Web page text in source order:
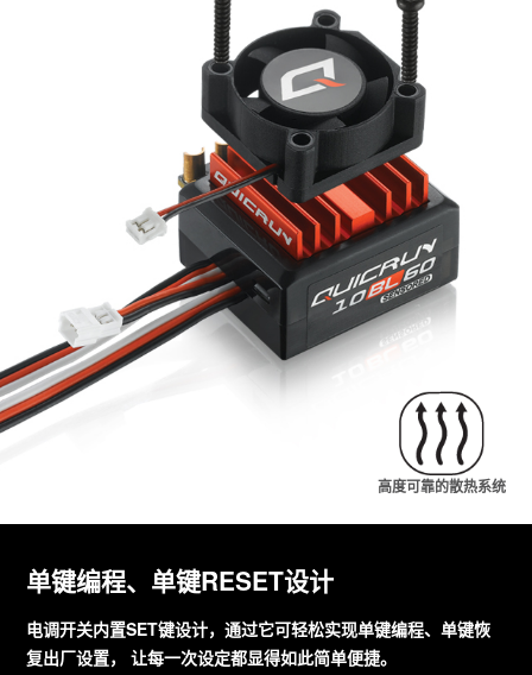
高度可靠的散热系统
单键编程、单键RESET设计
电调开关内置SET键设计，通过它可轻松实现单键编程、单键恢
复出厂设置， 让每一次设定都显得如此简单便捷。